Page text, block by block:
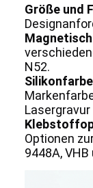
Größe und
N52.
Optionen
9448A,